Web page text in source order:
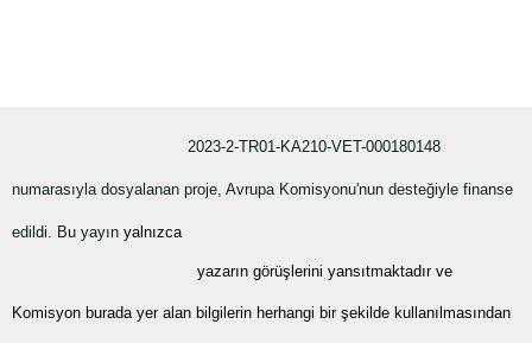
2023-2-TR01-KA210-VET-000180148
numarasıyla dosyalanan proje, Avrupa Komisyonu'nun desteğiyle finanse
edildi. Bu yayın yalnızca
yazarın görüşlerini yansıtmaktadır ve
Komisyon burada yer alan bilgilerin herhangi bir şekilde kullanılmasından